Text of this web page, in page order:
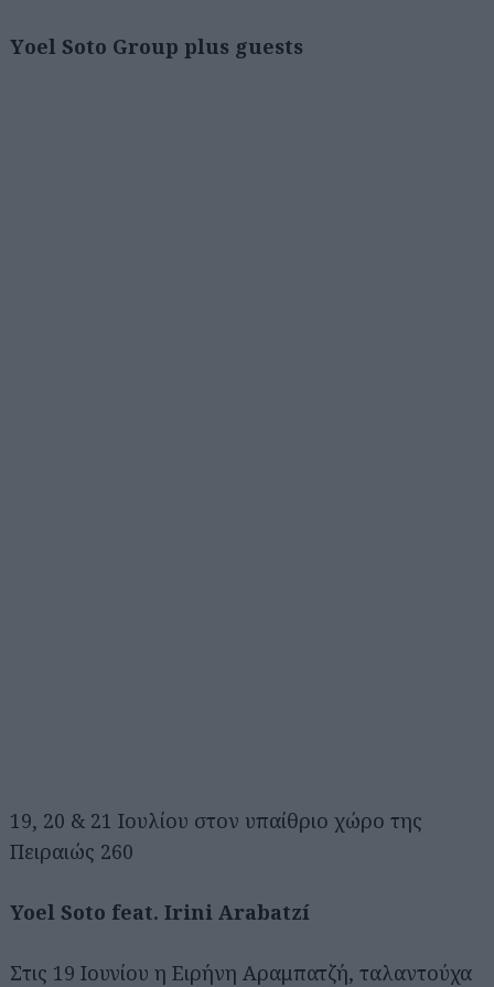
Υoel Soto Group plus guests
19, 20 & 21 Ιουλίου στον υπαίθριο χώρο της
Πειραιώς 260
Yoel Soto feat. Irini Arabatzí
Στις 19 Ιουνίου η Ειρήνη Αραμπατζή, ταλαντούχα